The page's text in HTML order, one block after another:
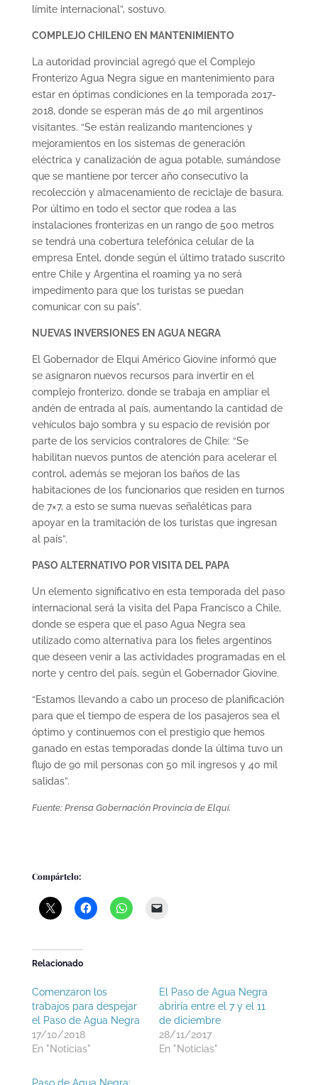
límite internacional”, sostuvo.
COMPLEJO CHILENO EN MANTENIMIENTO
La autoridad provincial agregó que el Complejo
Fronterizo Agua Negra sigue en mantenimiento para
estar en óptimas condiciones en la temporada 2017-
2018, donde se esperan más de 40 mil argentinos
visitantes. “Se están realizando mantenciones y
mejoramientos en los sistemas de generación
eléctrica y canalización de agua potable, sumándose
que se mantiene por tercer año consecutivo la
recolección y almacenamiento de reciclaje de basura.
Por último en todo el sector que rodea a las
instalaciones fronterizas en un rango de 500 metros
se tendrá una cobertura telefónica celular de la
empresa Entel, donde según el último tratado suscrito
entre Chile y Argentina el roaming ya no será
impedimento para que los turistas se puedan
comunicar con su país”.
NUEVAS INVERSIONES EN AGUA NEGRA
El Gobernador de Elqui Américo Giovine informó que
se asignaron nuevos recursos para invertir en el
complejo fronterizo, donde se trabaja en ampliar el
andén de entrada al país, aumentando la cantidad de
vehículos bajo sombra y su espacio de revisión por
parte de los servicios contralores de Chile: “Se
habilitan nuevos puntos de atención para acelerar el
control, además se mejoran los baños de las
habitaciones de los funcionarios que residen en turnos
de 7×7, a esto se suma nuevas señaléticas para
apoyar en la tramitación de los turistas que ingresan
al país”.
PASO ALTERNATIVO POR VISITA DEL PAPA
Un elemento significativo en esta temporada del paso
internacional será la visita del Papa Francisco a Chile,
donde se espera que el paso Agua Negra sea
utilizado como alternativa para los fieles argentinos
que deseen venir a las actividades programadas en el
norte y centro del país, según el Gobernador Giovine.
“Estamos llevando a cabo un proceso de planificación
para que el tiempo de espera de los pasajeros sea el
óptimo y continuemos con el prestigio que hemos
ganado en estas temporadas donde la última tuvo un
flujo de 90 mil personas con 50 mil ingresos y 40 mil
salidas”.
Fuente: Prensa Gobernación Provincia de Elqui.
Compártelo:
Relacionado
Comenzaron los
trabajos para despejar
el Paso de Agua Negra
17/10/2018
En "Noticias"
El Paso de Agua Negra
abriría entre el 7 y el 11
de diciembre
28/11/2017
En "Noticias"